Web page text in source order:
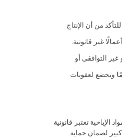
من أن الإنتاج
غير قانونية.
غير التوافقي أو
ويخضع لعقوبات
تعتبر قانونية
لضمان حماية